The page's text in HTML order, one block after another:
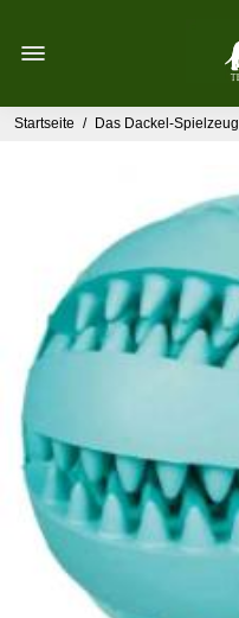
Startseite / Das Dackel-Spielzeug